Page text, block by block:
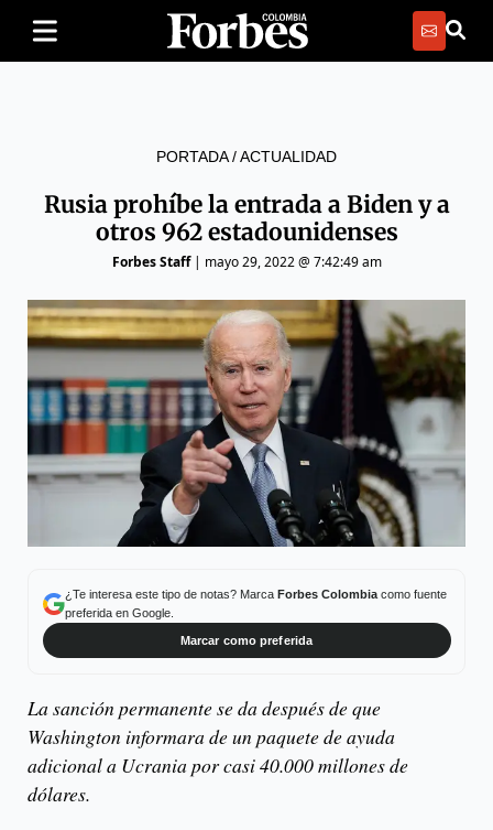
PORTADA/ACTUALIDAD
Rusia prohíbe la entrada a Biden y a
otros 962 estadounidenses
Forbes Staff| mayo 29, 2022 @ 7:42:49 am
¿Te interesa este tipo de notas? Marca Forbes Colombiacomo fuente
preferida en Google.
Marcar como preferida
La sanción permanente se da después de que
Washington informara de un paquete de ayuda
adicional a Ucrania por casi 40.000 millones de
dólares.